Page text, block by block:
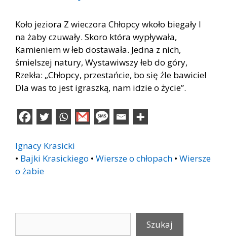
Koło jeziora Z wieczora Chłopcy wkoło biegały I
na żaby czuwały. Skoro która wypływała,
Kamieniem w łeb dostawała. Jedna z nich,
śmielszej natury, Wystawiwszy łeb do góry,
Rzekła: „Chłopcy, przestańcie, bo się źle bawicie!
Dla was to jest igraszką, nam idzie o życie”.
Ignacy Krasicki
• Bajki Krasickiego • Wiersze o chłopach • Wiersze
o żabie
Szukaj